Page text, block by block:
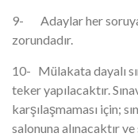
9- Adaylar her
zorundadır.
10- Mülakata dayalı
teker yapılacaktır.
karşılaşmaması için;
salonuna alınacaktır